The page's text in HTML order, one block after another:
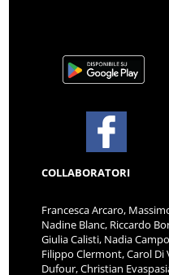
COLLABORATORI
Francesca Arcaro,
Nadine Blanc, Riccardo
Giulia Calisti, Nadia
Filippo Clermont, Carol Di
Dufour, Christian